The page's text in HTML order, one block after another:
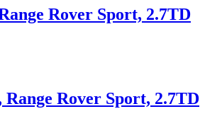
Rover Sport, 2.7TD
Rover Sport, 2.7TD